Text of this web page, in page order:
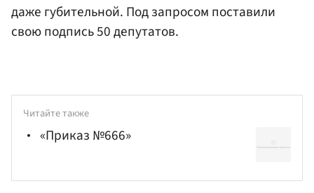
даже губительной. Под запросом поставили
свою подпись 50 депутатов.
Читайте также
«Приказ №666»